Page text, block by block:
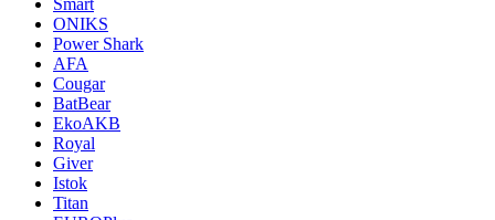
ONIKS
Power Shark
AFA
Cougar
BatBear
EkoAKB
Royal
Giver
Istok
Titan